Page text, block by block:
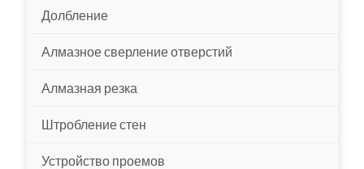
Долбление
Алмазное сверление отверстий
Алмазная резка
Штробление стен
Устройство проемов